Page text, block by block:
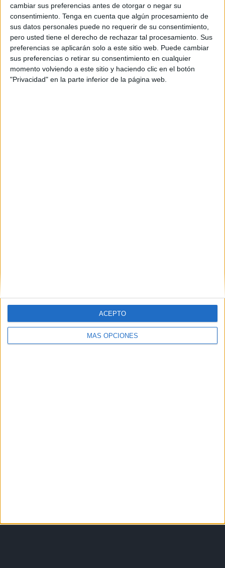
cambiar sus preferencias antes de otorgar o negar su
consentimiento. Tenga en cuenta que algún procesamiento de
sus datos personales puede no requerir de su consentimiento,
pero usted tiene el derecho de rechazar tal procesamiento. Sus
preferencias se aplicarán solo a este sitio web. Puede cambiar
sus preferencias o retirar su consentimiento en cualquier
momento volviendo a este sitio y haciendo clic en el botón
"Privacidad" en la parte inferior de la página web.
MÁS OPCIONES
ACEPTO
HACE 25 MINUTOS
Condenado tras entrar en una casa: se
llegó a meter en la cama de su dueña
HACE 33 MINUTOS
A prisión el piloto de la moto de agua que
quiso huir de la Guardia Civil